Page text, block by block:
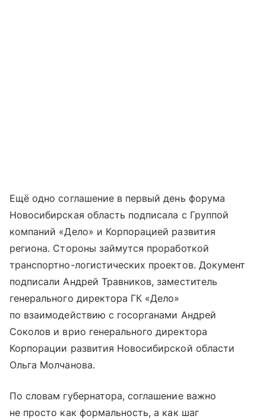
Ещё одно соглашение в первый день форума
Новосибирская область подписала с Группой
компаний «Дело» и Корпорацией развития
региона. Стороны займутся проработкой
транспортно-логистических проектов. Документ
подписали Андрей Травников, заместитель
генерального директора ГК «Дело»
по взаимодействию с госорганами Андрей
Соколов и врио генерального директора
Корпорации развития Новосибирской области
Ольга Молчанова.
По словам губернатора, соглашение важно
не просто как формальность, а как шаг